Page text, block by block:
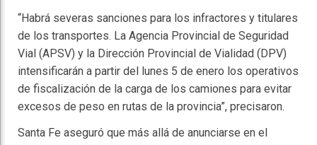
“Habrá severas sanciones para los infractores y titulares
de los transportes. La Agencia Provincial de Seguridad
Vial (APSV) y la Dirección Provincial de Vialidad (DPV)
intensificarán a partir del lunes 5 de enero los operativos
de fiscalización de la carga de los camiones para evitar
excesos de peso en rutas de la provincia”, precisaron.
Santa Fe aseguró que más allá de anunciarse en el